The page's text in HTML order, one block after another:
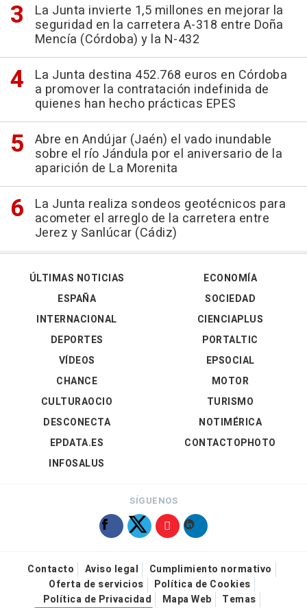
La Junta invierte 1,5 millones en mejorar la
seguridad en la carretera A-318 entre Doña
Mencía (Córdoba) y la N-432
La Junta destina 452.768 euros en Córdoba
a promover la contratación indefinida de
quienes han hecho prácticas EPES
Abre en Andújar (Jaén) el vado inundable
sobre el río Jándula por el aniversario de la
aparición de La Morenita
La Junta realiza sondeos geotécnicos para
acometer el arreglo de la carretera entre
Jerez y Sanlúcar (Cádiz)
ÚLTIMAS NOTICIAS
ESPAÑA
INTERNACIONAL
DEPORTES
VÍDEOS
ECONOMÍA
SOCIEDAD
CIENCIAPLUS
PORTALTIC
EPSOCIAL
CHANCE
CULTURAOCIO
DESCONECTA
EPDATA.ES
INFOSALUS
MOTOR
TURISMO
NOTIMÉRICA
CONTACTOPHOTO
SÍGUENOS
Contacto Aviso legal
Cumplimiento normativo
Oferta de servicios
Política de Cookies
Política de Privacidad
Mapa Web
Temas